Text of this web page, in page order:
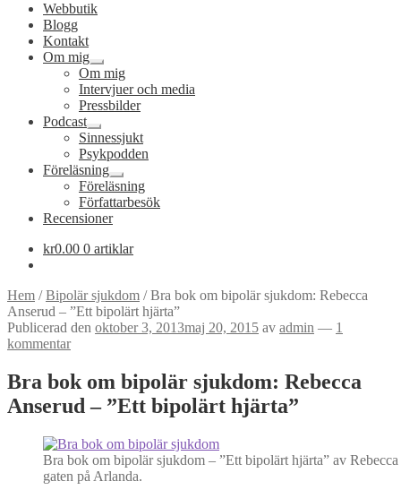
Webbutik
Blogg
Kontakt
Om mig
Expandera
undermeny
Om mig
Intervjuer och media
Pressbilder
Podcast
Expandera
undermeny
Sinnessjukt
Psykpodden
Föreläsning
Expandera
undermeny
Föreläsning
Författarbesök
Recensioner
kr0.00 0 artiklar
Hem /Bipolär sjukdom /Bra bok om bipolär sjukdom: Rebecca
Anserud – ”Ett bipolärt hjärta”
Publicerad den oktober 3, 2013maj 20, 2015 av admin — 1
kommentar
Bra bok om bipolär sjukdom: Rebecca
Anserud – ”Ett bipolärt hjärta”
Bra bok om bipolär sjukdom – ”Ett bipolärt hjärta” av
gaten på Arlanda.